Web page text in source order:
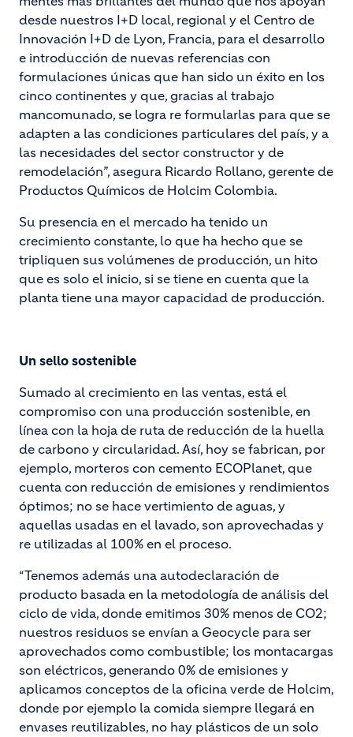
desde nuestros I+D local, regional y el Centro de
Innovación I+D de Lyon, Francia, para el desarrollo
e introducción de nuevas referencias con
formulaciones únicas que han sido un éxito en los
cinco continentes y que, gracias al trabajo
mancomunado, se logra re formularlas para que se
adapten a las condiciones particulares del país, y a
las necesidades del sector constructor y de
remodelación”, asegura Ricardo Rollano, gerente de
Productos Químicos de Holcim Colombia.
Su presencia en el mercado ha tenido un
crecimiento constante, lo que ha hecho que se
tripliquen sus volúmenes de producción, un hito
que es solo el inicio, si se tiene en cuenta que la
planta tiene una mayor capacidad de producción.
Un sello sostenible
Sumado al crecimiento en las ventas, está el
compromiso con una producción sostenible, en
línea con la hoja de ruta de reducción de la huella
de carbono y circularidad. Así, hoy se fabrican, por
ejemplo, morteros con cemento ECOPlanet, que
cuenta con reducción de emisiones y rendimientos
óptimos; no se hace vertimiento de aguas, y
aquellas usadas en el lavado, son aprovechadas y
re utilizadas al 100% en el proceso.
“Tenemos además una autodeclaración de
producto basada en la metodología de análisis del
ciclo de vida, donde emitimos 30% menos de CO2;
nuestros residuos se envían a Geocycle para ser
aprovechados como combustible; los montacargas
son eléctricos, generando 0% de emisiones y
aplicamos conceptos de la oficina verde de Holcim,
donde por ejemplo la comida siempre llegará en
envases reutilizables, no hay plásticos de un solo